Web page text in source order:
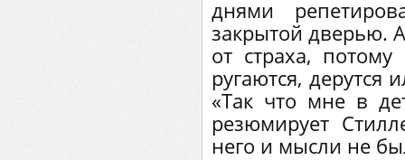
днями
закрытой дверью.
от страха,
ругаются, дерутся
«Так что мне в
резюмирует
него и мысли не